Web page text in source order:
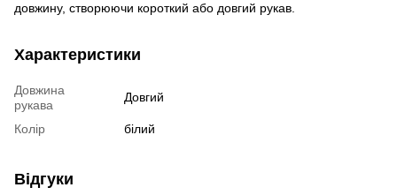
довжину, створюючи короткий або довгий рукав.
Характеристики
Довжина
рукава
Довгий
Колір білий
Відгуки